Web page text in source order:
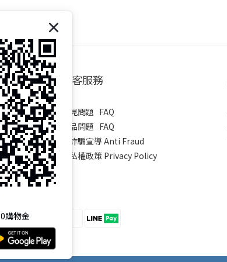
顧客服務
常見問題 FAQ
產品問題 FAQ
​防詐騙宣導 Anti Fraud
隱私權政策 Privacy Policy
購物金